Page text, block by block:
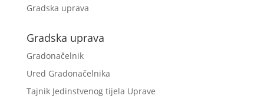
Gradska uprava
Gradska uprava
Gradonačelnik
Ured Gradonačelnika
Tajnik Jedinstvenog tijela Uprave